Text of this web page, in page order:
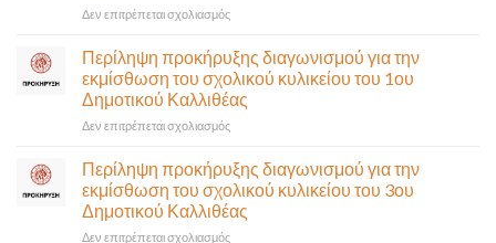
Ποσειδώνος)
10
Αυγούστου-
Ένα
αναγκαίο
σημαντικό
έργο
υποδομής
ολοκληρώθηκε
Δεν επιτρέπεται σχολιασμόςστο
σε
έκτακτη
συνεδρίαση
της
Δημοτικής
που
θα
γίνει
δια
ζώσης
Περίληψη προκήρυξης διαγωνισμού για την
εκμίσθωση του σχολικού κυλικείου του 1ου
Δημοτικού Καλλιθέας
Δεν επιτρέπεται σχολιασμόςστο
προκήρυξης
διαγωνισμού
για
την
εκμίσθωση
Περίληψη προκήρυξης διαγωνισμού για την
εκμίσθωση του σχολικού κυλικείου του 3ου
Δημοτικού Καλλιθέας
Δεν επιτρέπεται σχολιασμόςστο